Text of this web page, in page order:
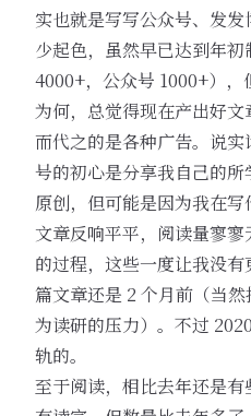
实也就是写写公众号、发
少起色，虽然早已达到年
4000+，公众号 1000+）
为何，总觉得现在产出好
而代之的是各种广告。说
号的初心是分享我自己的
原创，但可能是因为我在
文章反响平平，阅读量寥
的过程，这些一度让我没
篇文章还是 2 个月前（当
为读研的压力）。不过
轨的。
至于阅读，相比去年还是